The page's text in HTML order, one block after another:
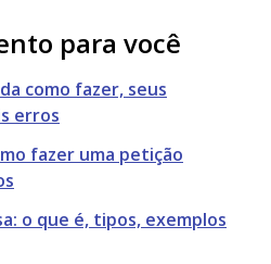
para você
como fazer, seus
erros
fazer uma petição
o que é, tipos, exemplos